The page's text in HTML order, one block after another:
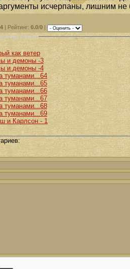
исчерпаны, лишним не
Рейтинг: 0.0/0
по теме:
как ветер
и демоны -3
и демоны -4
туманами...64
туманами...65
туманами...66
туманами...67
туманами...68
туманами...69
и Карлсон - 1
: